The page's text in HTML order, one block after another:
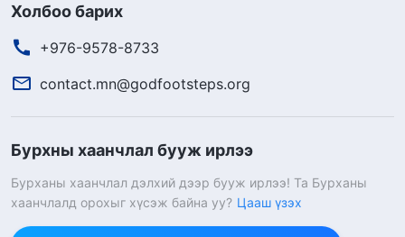
Холбоо барих
+976-9578-8733
contact.mn@godfootsteps.org
Бурхны хаанчлал бууж ирлээ
Бурханы хаанчлал дэлхий дээр бууж ирлээ! Та Бурханы
хаанчлалд орохыг хүсэж байна уу? Цааш үзэх